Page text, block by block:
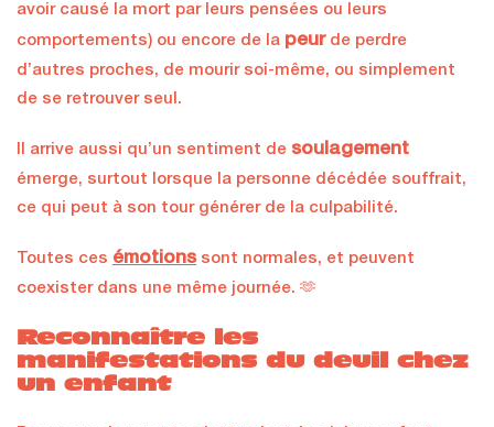
avoir causé la mort par leurs pensées ou leurs
comportements) ou encore de la peurde perdre
d’autres proches, de mourir soi-même, ou simplement
de se retrouver seul.
Il arrive aussi qu’un sentiment de soulagement
émerge, surtout lorsque la personne décédée souffrait,
ce qui peut à son tour générer de la culpabilité.
Toutes ces émotions sont normales, et peuvent
coexister dans une même journée. 🫶
Reconnaître les
manifestations du deuil chez
un enfant